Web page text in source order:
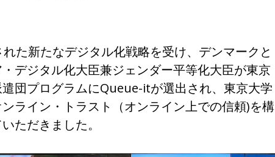
た新たなデジタル化戦略を受け、デンマークと
デジタル化大臣兼ジェンダー平等化大臣が東京
団プログラムにQueue-itが選出され、東京大学
ライン・トラスト（オンライン上での信頼)を構
ただきました。